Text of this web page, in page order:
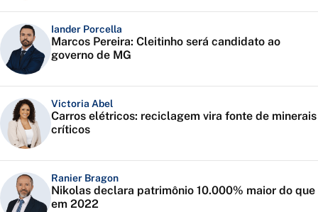
Iander Porcella
Marcos Pereira: Cleitinho será candidato ao
governo de MG
Victoria Abel
Carros elétricos: reciclagem vira fonte de minerais
críticos
Ranier Bragon
Nikolas declara patrimônio 10.000% maior do que
em 2022